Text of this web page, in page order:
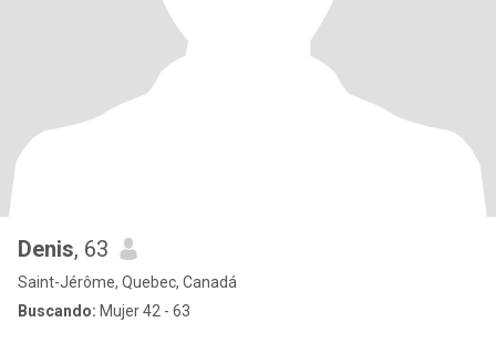
Denis, 63
Saint-Jérôme, Quebec, Canadá
Buscando: Mujer 42 - 63